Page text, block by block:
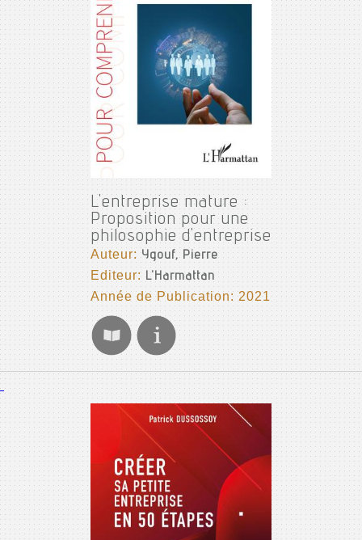
L'entreprise mature :
Proposition pour une
philosophie d'entreprise
Auteur:Ygouf, Pierre
Editeur: L'Harmattan
Année de Publication: 2021